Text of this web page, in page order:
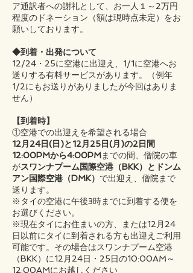
ア通訳者への謝礼として、お一人１～2万円
程度のドネーション（額は現時点未定）をお
願いしております。
◆到着・出発について
12/24・25に空港に出迎え、1/1に空港へお
送りする有料サービスがあります。（例年
1/2にもお送りがありましたが今回はありま
せん）
【到着時】
①空港での出迎えを希望される場合
12月24日(日)と12月25日(月)の2日間
12:00PMから4:00PMまでの間、僧院の車
がスワンナプーム国際空港（BKK）とドンム
アン国際空港（DMK） で出迎え、僧院まで
送ります。
※タイの空港に午後3時までに到着する便を
お選びください。
※現在タイにお住まいの方、または12月24
日以前にタイに到着される方も出迎えご利用
可能です。その場合はスワンナプーム空港
（BKK）に12月24日・25日の10:00AM～
12:00AMにお越しください